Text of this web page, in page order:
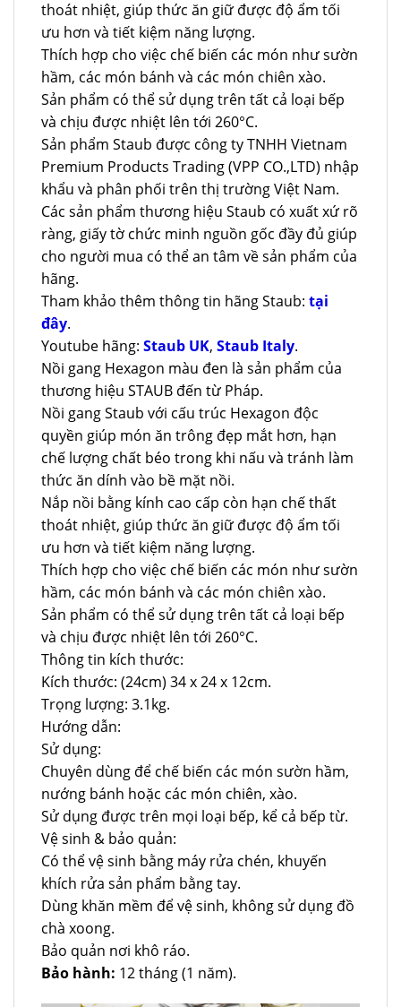
thoát nhiệt, giúp thức ăn giữ được độ ẩm tối
ưu hơn và tiết kiệm năng lượng.
Thích hợp cho việc chế biến các món như sườn
hầm, các món bánh và các món chiên xào.
Sản phẩm có thể sử dụng trên tất cả loại bếp
và chịu được nhiệt lên tới 260°C.
Sản phẩm Staub được công ty TNHH Vietnam
Premium Products Trading (VPP CO.,LTD) nhập
khẩu và phân phối trên thị trường Việt Nam.
Các sản phẩm thương hiệu Staub có xuất xứ rõ
ràng, giấy tờ chức minh nguồn gốc đầy đủ giúp
cho người mua có thể an tâm về sản phẩm của
hãng.
Tham khảo thêm thông tin hãng Staub: tại
đây.
Youtube hãng: Staub UK, Staub Italy.
Nồi gang Hexagon màu đen là sản phẩm của
thương hiệu STAUB đến từ Pháp.
Nồi gang Staub với cấu trúc Hexagon độc
quyền giúp món ăn trông đẹp mắt hơn, hạn
chế lượng chất béo trong khi nấu và tránh làm
thức ăn dính vào bề mặt nồi.
Nắp nồi bằng kính cao cấp còn hạn chế thất
thoát nhiệt, giúp thức ăn giữ được độ ẩm tối
ưu hơn và tiết kiệm năng lượng.
Thích hợp cho việc chế biến các món như sườn
hầm, các món bánh và các món chiên xào.
Sản phẩm có thể sử dụng trên tất cả loại bếp
và chịu được nhiệt lên tới 260°C.
Thông tin kích thước:
Kích thước: (24cm) 34 x 24 x 12cm.
Trọng lượng: 3.1kg.
Hướng dẫn:
Sử dụng:
Chuyên dùng để chế biến các món sườn hầm,
nướng bánh hoặc các món chiên, xào.
Sử dụng được trên mọi loại bếp, kể cả bếp từ.
Vệ sinh & bảo quản:
Có thể vệ sinh bằng máy rửa chén, khuyến
khích rửa sản phẩm bằng tay.
Dùng khăn mềm để vệ sinh, không sử dụng đồ
chà xoong.
Bảo quản nơi khô ráo.
Bảo hành: 12 tháng (1 năm).